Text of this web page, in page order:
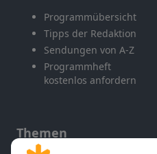
Programmübersicht
Tipps der Redaktion
Sendungen von A-Z
Programmheft
kostenlos anfordern
Themen